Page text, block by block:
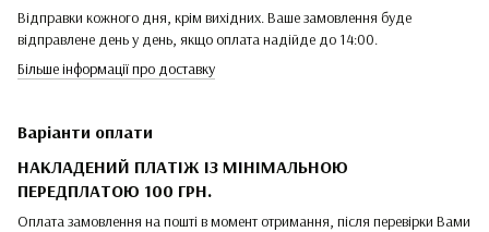
Відправки кожного дня, крім вихідних. Ваше замовлення буде
відправлене день у день, якщо оплата надійде до 14:00.
Більше інформації про доставку
Варіанти оплати
НАКЛАДЕНИЙ ПЛАТІЖ ІЗ МІНІМАЛЬНОЮ
ПЕРЕДПЛАТОЮ 100 ГРН.
Оплата замовлення на пошті в момент отримання, після перевірки Вами